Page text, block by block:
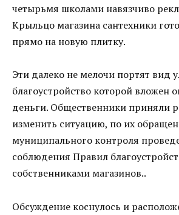
четырьмя школами навязчиво
Крыльцо магазина сантехники
прямо на новую плитку.
Эти далеко не мелочи портят вид
благоустройство которой вложен
деньги. Общественники приняли
изменить ситуацию, по их
муниципального контроля
соблюдения Правил
собственниками магазинов..
Обсуждение коснулось и